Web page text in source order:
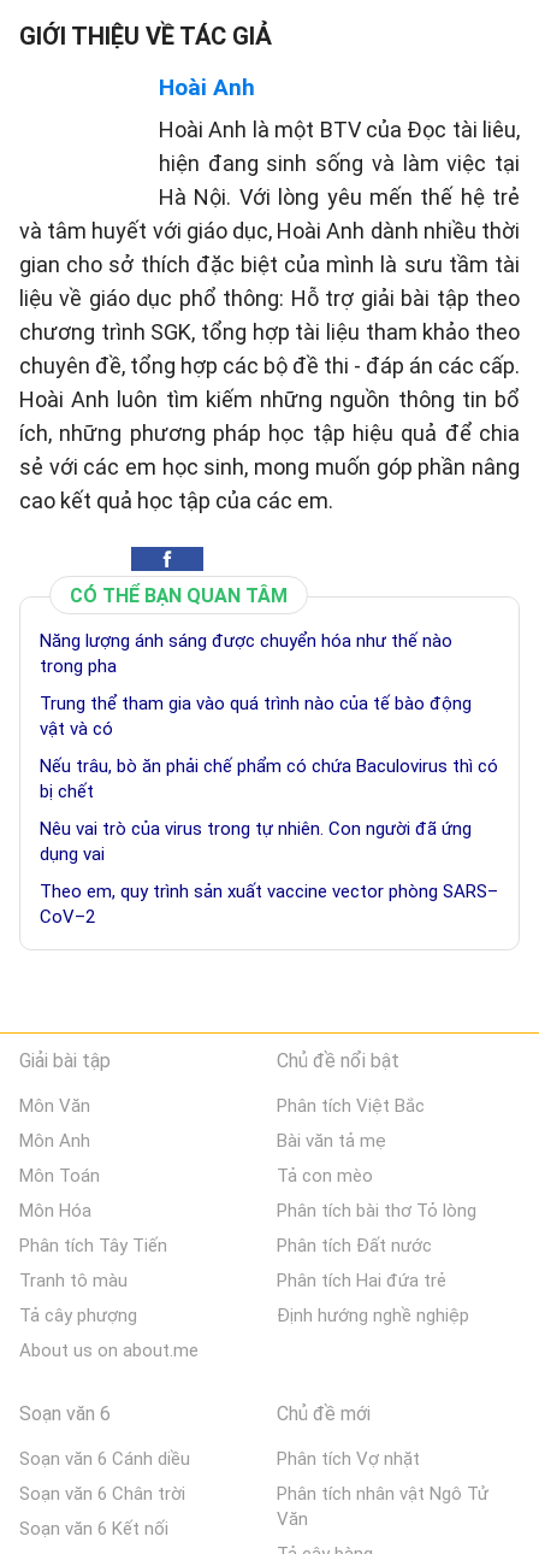
GIỚI THIỆU VỀ TÁC GIẢ
Hoài Anh
Hoài Anh là một BTV của Đọc tài liêu,
hiện đang sinh sống và làm việc tại
Hà Nội. Với lòng yêu mến thế hệ trẻ
và tâm huyết với giáo dục, Hoài Anh dành nhiều thời
gian cho sở thích đặc biệt của mình là sưu tầm tài
liệu về giáo dục phổ thông: Hỗ trợ giải bài tập theo
chương trình SGK, tổng hợp tài liệu tham khảo theo
chuyên đề, tổng hợp các bộ đề thi - đáp án các cấp.
Hoài Anh luôn tìm kiếm những nguồn thông tin bổ
ích, những phương pháp học tập hiệu quả để chia
sẻ với các em học sinh, mong muốn góp phần nâng
cao kết quả học tập của các em.
CÓ THỂ BẠN QUAN TÂM
Năng lượng ánh sáng được chuyển hóa như thế nào
trong pha
Trung thể tham gia vào quá trình nào của tế bào động
vật và có
Nếu trâu, bò ăn phải chế phẩm có chứa Baculovirus thì có
bị chết
Nêu vai trò của virus trong tự nhiên. Con người đã ứng
dụng vai
Theo em, quy trình sản xuất vaccine vector phòng SARS–
CoV–2
Giải bài tập
Môn Văn
Môn Anh
Môn Toán
Môn Hóa
Phân tích Tây Tiến
Tranh tô màu
Tả cây phượng
About us on about.me
Chủ đề nổi bật
Phân tích Việt Bắc
Bài văn tả mẹ
Tả con mèo
Phân tích bài thơ Tỏ lòng
Phân tích Đất nước
Phân tích Hai đứa trẻ
Định hướng nghề nghiệp
Soạn văn 6
Soạn văn 6 Cánh diều
Soạn văn 6 Chân trời
Soạn văn 6 Kết nối
Chủ đề mới
Phân tích Vợ nhặt
Phân tích nhân vật Ngô Tử
Văn